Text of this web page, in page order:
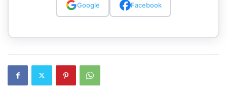
Google Facebook